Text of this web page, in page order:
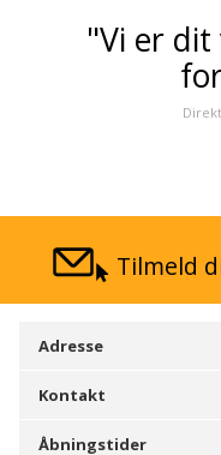
"Vi er
Tilmeld
Adresse
Kontakt
Åbningstider